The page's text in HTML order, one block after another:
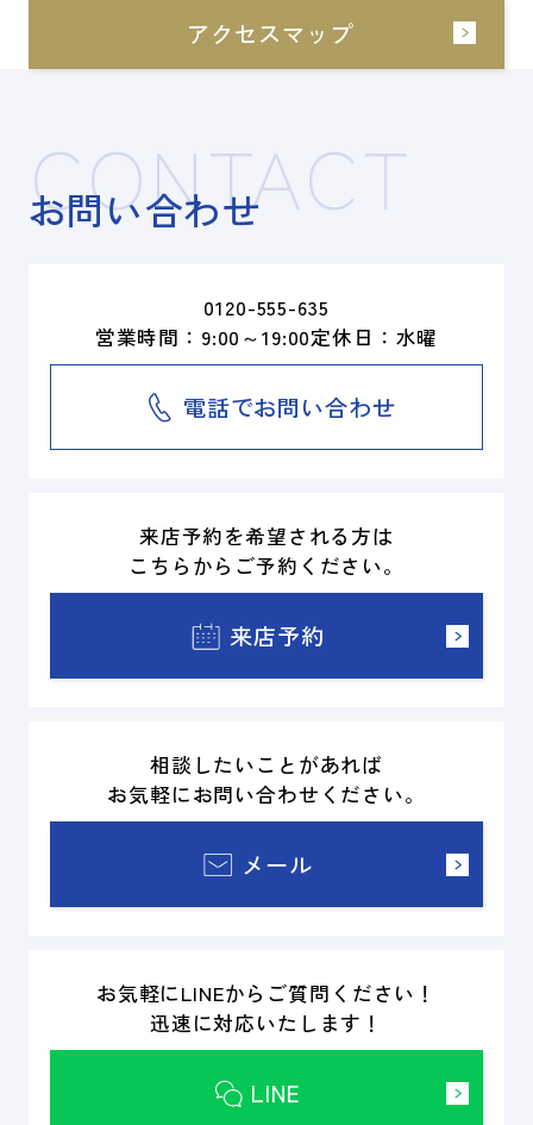
アクセスマップ
お問い合わせ
CONTACT
0120-555-635
営業時間：9:00～19:00定休日：水曜
電話でお問い合わせ
来店予約を希望される方は
こちらからご予約ください。
来店予約
相談したいことがあれば
お気軽にお問い合わせください。
メール
お気軽にLINEからご質問ください！
迅速に対応いたします！
LINE